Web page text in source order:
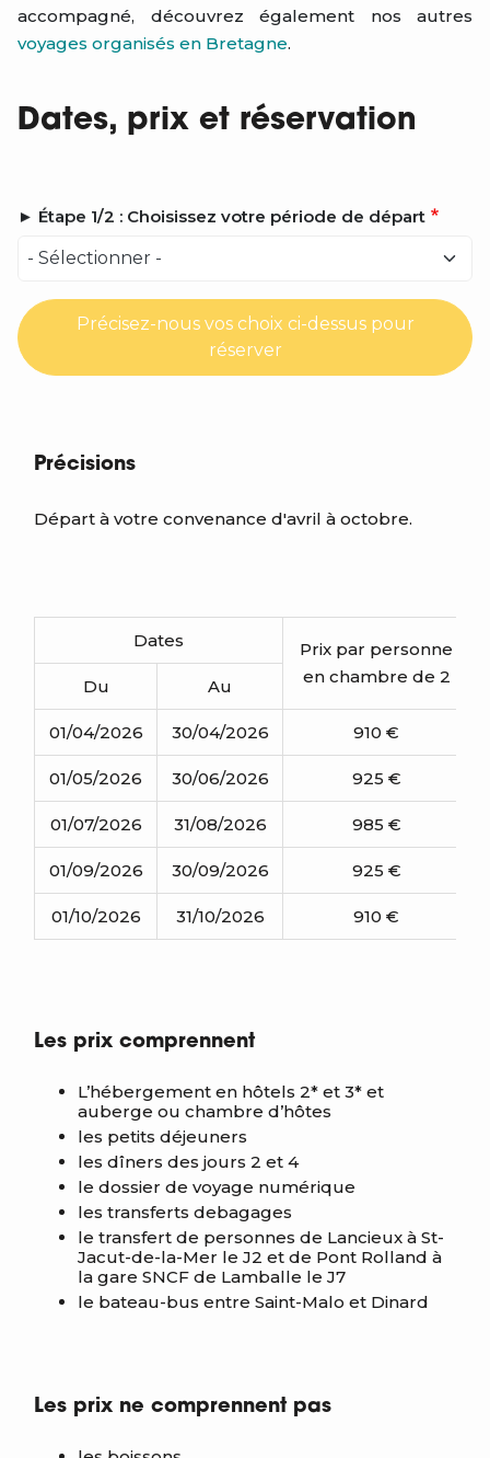
accompagné, découvrez également nos autres
voyages organisés en Bretagne.
Dates, prix et réservation
► Étape 1/2 : Choisissez votre période de départ
Précisez-nous vos choix ci-dessus pour
réserver
Précisions
Départ à votre convenance d'avril à octobre.
Dates
Prix par personne
en chambre de 2
Du Au
01/04/2026 30/04/2026 910 €
01/05/2026 30/06/2026 925 €
01/07/2026 31/08/2026 985 €
01/09/2026 30/09/2026 925 €
01/10/2026 31/10/2026 910 €
Les prix comprennent
L’hébergement en hôtels 2* et 3* et
auberge ou chambre d’hôtes
les petits déjeuners
les dîners des jours 2 et 4
le dossier de voyage numérique
les transferts debagages
le transfert de personnes de Lancieux à St-
Jacut-de-la-Mer le J2 et de Pont Rolland à
la gare SNCF de Lamballe le J7
le bateau-bus entre Saint-Malo et Dinard
Les prix ne comprennent pas